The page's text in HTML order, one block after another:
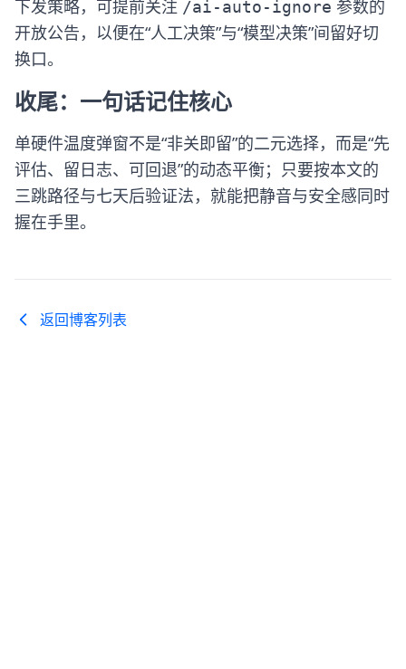
下发策略，可提前关注 /ai-auto-ignore 参数的
开放公告，以便在“人工决策”与“模型决策”间留好切
换口。
收尾：一句话记住核心
单硬件温度弹窗不是“非关即留”的二元选择，而是“先
评估、留日志、可回退”的动态平衡；只要按本文的
三跳路径与七天后验证法，就能把静音与安全感同时
握在手里。
返回博客列表